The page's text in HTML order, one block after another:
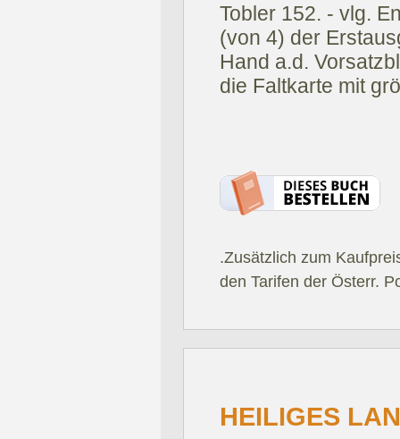
Tobler 152. - vlg.
(von 4) der
Hand a.d.
die Faltkarte mit
.Zusätzlich zum
den Tarifen der Österr.
HEILIGES